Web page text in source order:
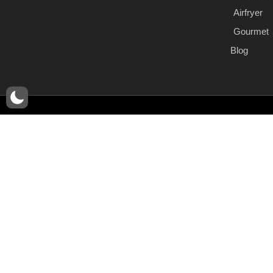
Airfryer
Gourmet
Blog